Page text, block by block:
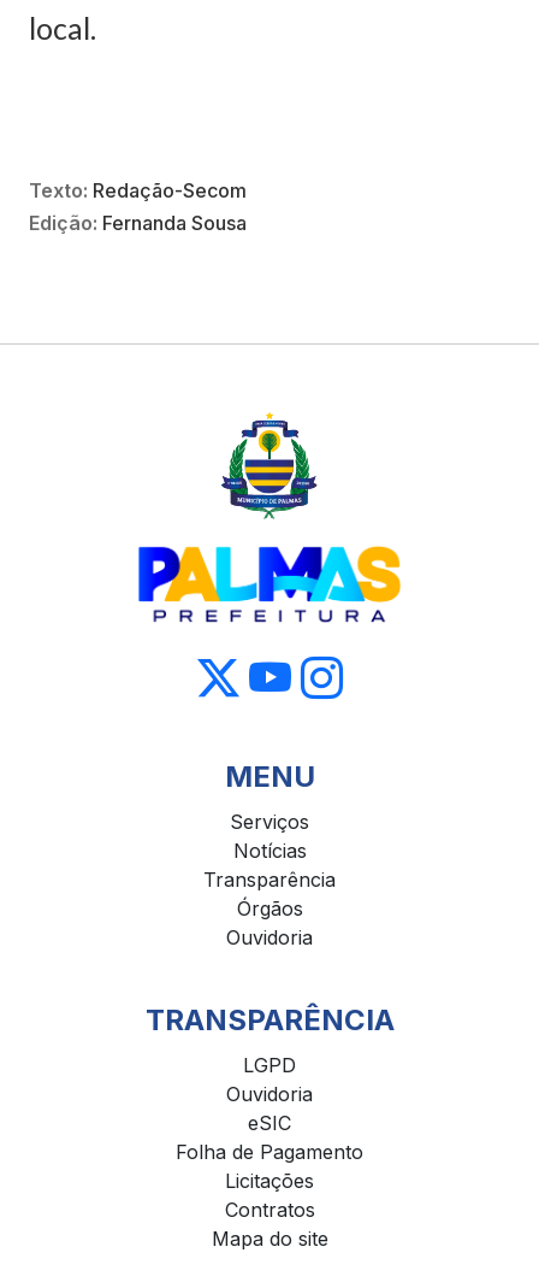
local.
Texto: Redação-Secom
Edição: Fernanda Sousa
MENU
Serviços
Notícias
Transparência
Órgãos
Ouvidoria
TRANSPARÊNCIA
LGPD
Ouvidoria
eSIC
Folha de Pagamento
Licitações
Contratos
Mapa do site